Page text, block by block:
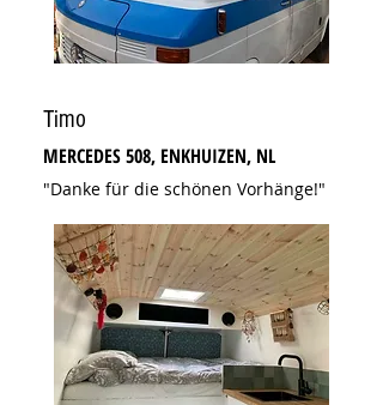
Timo
MERCEDES 508, ENKHUIZEN, NL
"Danke für die schönen Vorhänge!"